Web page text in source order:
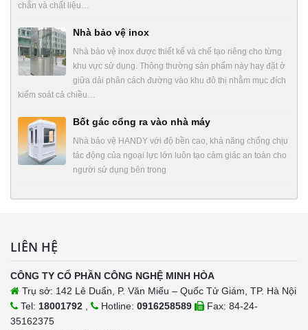
chắn và chất liệu…
Nhà bảo vệ inox
Nhà bảo vệ inox được thiết kế và chế tạo riêng cho từng
khu vực sử dụng. Thông thường sản phẩm này hay đặt ở
giữa dải phân cách đường vào khu đô thị nhằm mục đích
kiểm soát cả chiều…
Bốt gác cổng ra vào nhà máy
Nhà bảo vệ HANDY với độ bền cao, khả năng chống chịu
tác động của ngoại lực lớn luôn tạo cảm giác an toàn cho
người sử dụng bên trong
LIÊN HỆ
CÔNG TY CỔ PHẦN CÔNG NGHỆ MINH HÒA
Trụ sở: 142 Lê Duẩn, P. Văn Miếu – Quốc Tử Giám, TP. Hà Nội
Tel: 18001792 Hotline: 0916258589
Fax: 84-24-
35162375